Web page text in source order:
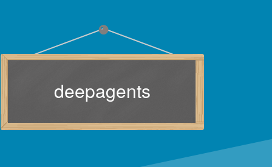
deepagents